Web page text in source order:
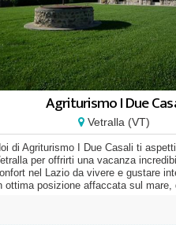
Agriturismo I Due
Vetralla (VT)
di Agriturismo I Due Casali ti
per offrirti una vacanza
nel Lazio da vivere e gustare
ottima posizione affaccata sul mare,